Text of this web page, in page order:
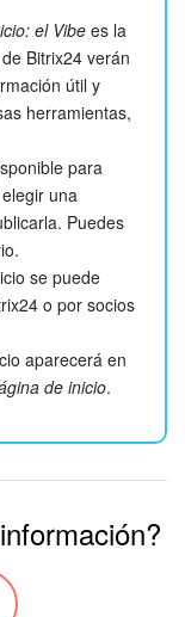
el Vibees la
Bitrix24 verán
útil y
herramientas,
para
una
Puedes
se puede
o por socios
aparecerá en
de inicio.